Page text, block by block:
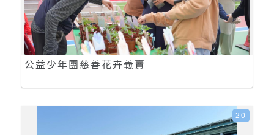
公益少年團慈善花卉義賣
20